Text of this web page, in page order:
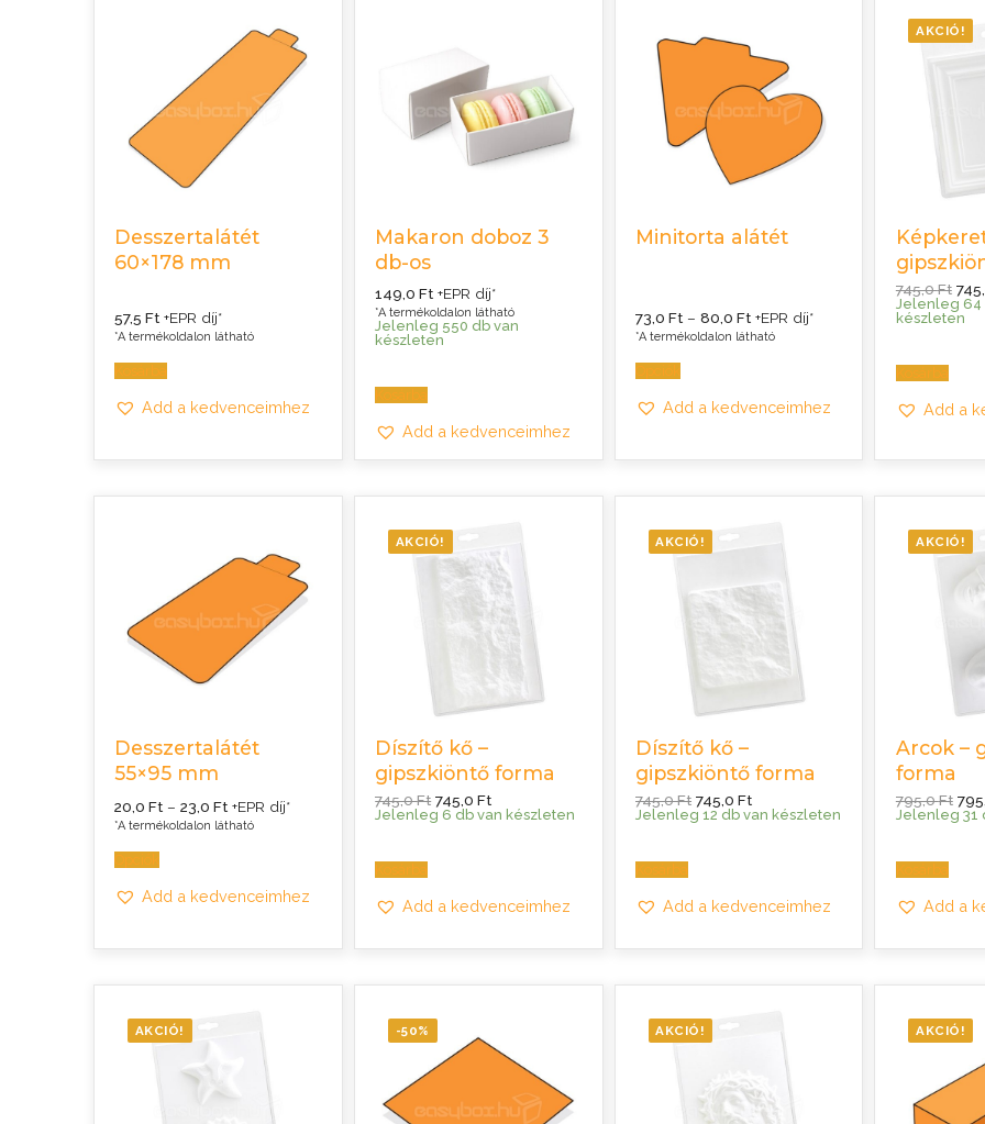
Desszertalátét
60×178 mm
57,5Ft +EPR díj*
*A termékoldalon látható
Add a kedvenceimhez
Makaron doboz 3
db-os
149,0Ft +EPR díj*
*A termékoldalon látható
Jelenleg 550 db van
készleten
Add a kedvenceimhez
Minitorta alátét
73,0Ft – 80,0FtÁrtartomány:
73,0 Ft
-
+EPR díj*
*A termékoldalon látható
Add a kedvenceimhez
AKCIÓ!
745,0Ft
was:
Jelenleg 64
készleten
Add a
Desszertalátét
55×95 mm
20,0Ft – 23,0FtÁrtartomány:
20,0 Ft
-
+EPR díj*
*A termékoldalon látható
Add a kedvenceimhez
AKCIÓ!
Díszítő kő –
gipszkiöntő forma
745,0Ft Original
price
was:
745,0FtCurrent
price
Jelenleg 6 db van készleten
Add a kedvenceimhez
AKCIÓ!
Díszítő kő –
gipszkiöntő forma
745,0Ft Original
price
was:
745,0FtCurrent
price
Jelenleg 12 db van készleten
Add a kedvenceimhez
AKCIÓ!
Arcok –
forma
795,0Ft
was:
Jelenleg 31
Add a
AKCIÓ! -50% AKCIÓ! AKCIÓ!